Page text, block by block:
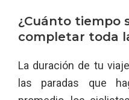
¿Cuánto tiempo
completar toda
La duración de tu
las paradas que